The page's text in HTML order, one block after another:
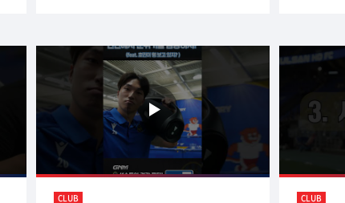
CLUB CLUB